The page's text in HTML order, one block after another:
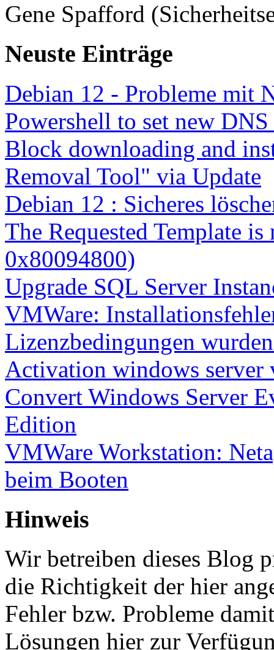
Gene Spafford
Neuste Einträge
Debian 12 - Probleme mit
Powershell to set new
Block downloading and
Removal Tool" via Update
Debian 12 : Sicheres
The Requested Template
0x80094800)
Upgrade SQL Server
VMWare:
Lizenzbedingungen
Activation windows server
Convert Windows Server
Edition
VMWare Workstation:
beim Booten
Hinweis
Wir betreiben dieses Blog
die Richtigkeit der hier
Fehler bzw. Probleme
Lösungen hier zur